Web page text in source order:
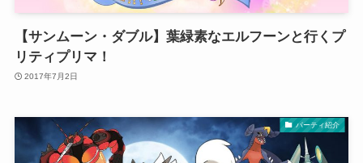
【サンムーン・ダブル】葉緑素なエルフーンと行くプ
リティプリマ！
2017年7月2日
パーティ紹介